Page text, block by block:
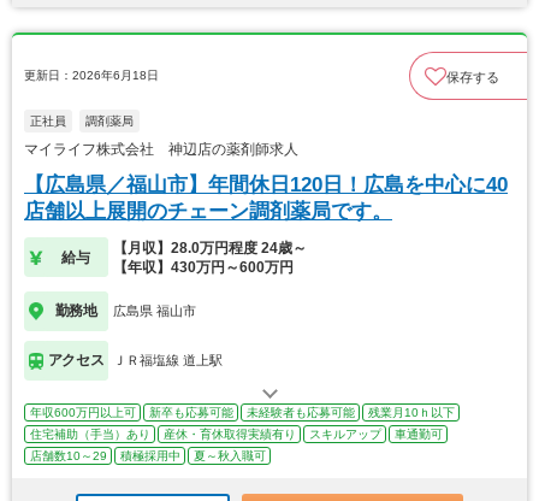
更新日：2026年6月18日 保存する
正社員 調剤薬局
マイライフ株式会社 神辺店の薬剤師求人
【広島県／福山市】年間休日120日！広島を中心に40
店舗以上展開のチェーン調剤薬局です。
給与
【月収】28.0万円程度 24歳～
【年収】430万円～600万円
勤務地 広島県 福山市
アクセス ＪＲ福塩線 道上駅
年収600万円以上可 新卒も応募可能 未経験者も応募可能
残業月10ｈ以下
住宅補助（手当）あり
産休・育休取得実績有り スキルアップ
車通勤可
店舗数10～29
積極採用中 夏～秋入職可